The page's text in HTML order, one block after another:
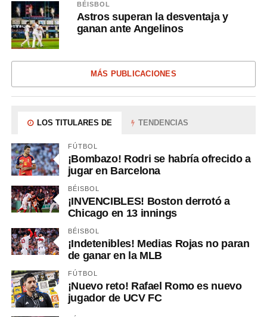
BÉISBOL
Astros superan la desventaja y
ganan ante Angelinos
MÁS PUBLICACIONES
LOS TITULARES DE TENDENCIAS
FÚTBOL
¡Bombazo! Rodri se habría ofrecido a
jugar en Barcelona
BÉISBOL
¡INVENCIBLES! Boston derrotó a
Chicago en 13 innings
BÉISBOL
¡Indetenibles! Medias Rojas no paran
de ganar en la MLB
FÚTBOL
¡Nuevo reto! Rafael Romo es nuevo
jugador de UCV FC